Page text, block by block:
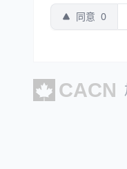
同意 0